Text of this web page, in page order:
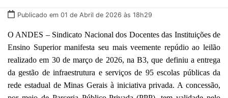
Publicado em 01 de Abril de 2026 às 18h29
O ANDES – Sindicato Nacional dos Docentes das Instituições de
Ensino Superior manifesta seu mais veemente repúdio ao leilão
realizado em 30 de março de 2026, na B3, que definiu a entrega
da gestão de infraestrutura e serviços de 95 escolas públicas da
rede estadual de Minas Gerais à iniciativa privada. A concessão,